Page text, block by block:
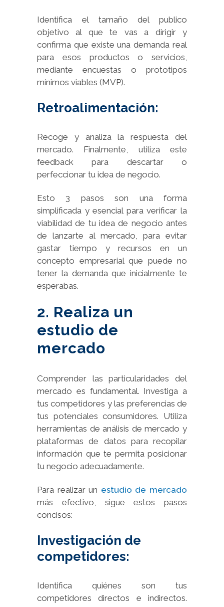
Identifica el tamaño del publico
objetivo al que te vas a dirigir y
confirma que existe una demanda real
para esos productos o servicios,
mediante encuestas o prototipos
mínimos viables (MVP).
Retroalimentación:
Recoge y analiza la respuesta del
mercado. Finalmente, utiliza este
feedback para descartar o
perfeccionar tu idea de negocio.
Esto 3 pasos son una forma
simplificada y esencial para verificar la
viabilidad de tu idea de negocio antes
de lanzarte al mercado, para evitar
gastar tiempo y recursos en un
concepto empresarial que puede no
tener la demanda que inicialmente te
esperabas.
2. Realiza un
estudio de
mercado
Comprender las particularidades del
mercado es fundamental. Investiga a
tus competidores y las preferencias de
tus potenciales consumidores. Utiliza
herramientas de análisis de mercado y
plataformas de datos para recopilar
información que te permita posicionar
tu negocio adecuadamente.
Para realizar un estudio de mercado
más efectivo, sigue estos pasos
concisos:
Investigación de
competidores:
Identifica quiénes son tus
competidores directos e indirectos.